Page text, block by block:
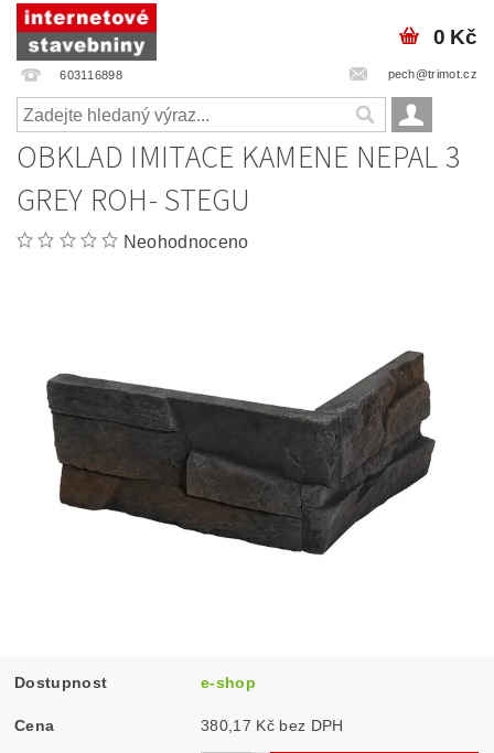
603116898 pech@trimot.cz
0 Kč
OBKLAD IMITACE KAMENE NEPAL 3
GREY ROH- STEGU
Neohodnoceno
Dostupnost e-shop
Cena 380,17 Kč bez DPH